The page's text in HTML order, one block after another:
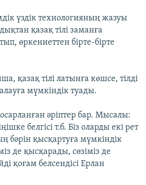
үздік технологияның жазуы
қазақ тілі заманға
өркениеттен бірте-бірте
қазақ тілі латынға көшсе, тілді
мүмкіндік туады.
әріптер бар. Мысалы:
белгісі т.б. Біз оларды екі рет
бәрін қысқартуға мүмкіндік
де қысқарады, сөзіміз де
қоғам белсендісі Ерлан